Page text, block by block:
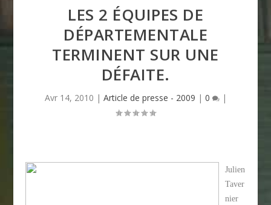
LES 2 ÉQUIPES DE
DÉPARTEMENTALE
TERMINENT SUR UNE
DÉFAITE.
Avr 14, 2010 | Article de presse - 2009 | 0 |
Julien
Taver
nier